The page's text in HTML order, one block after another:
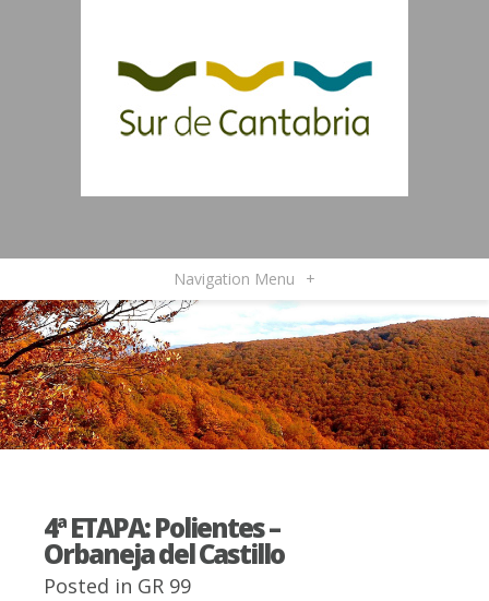
Navigation Menu +
4ª ETAPA: Polientes –
Orbaneja del Castillo
Posted in GR 99